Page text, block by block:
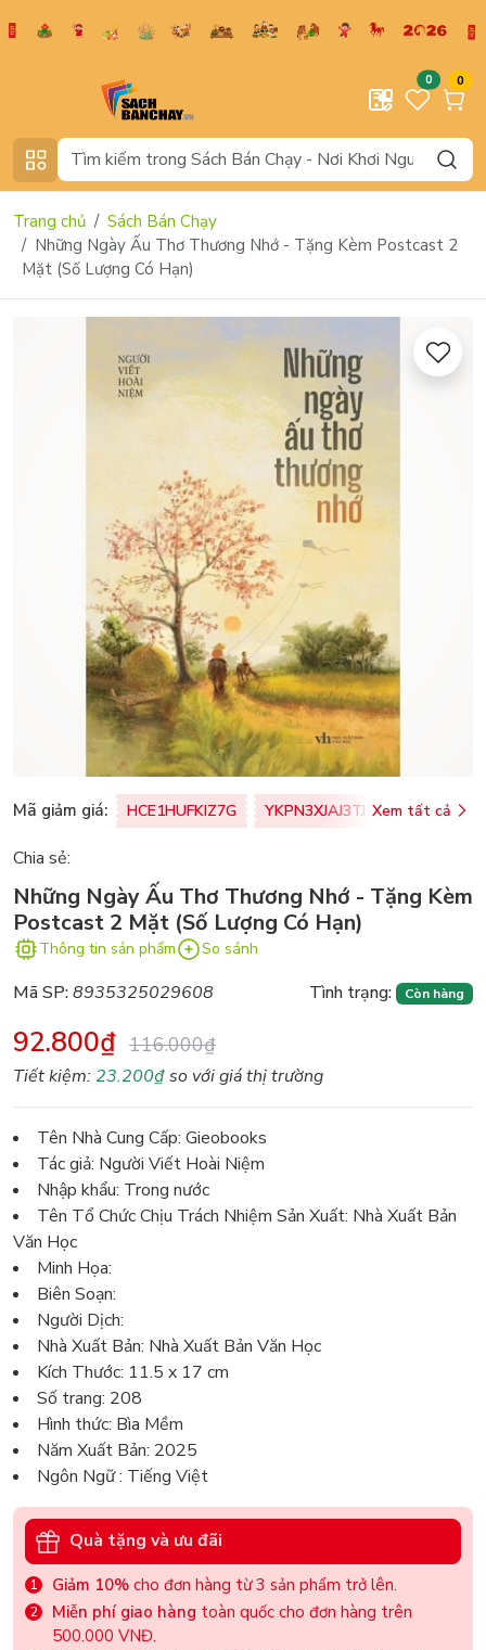
0 0
Trang chủ
Sách Bán Chạy
Những Ngày Ấu Thơ Thương Nhớ - Tặng Kèm Postcast 2
Mặt (Số Lượng Có Hạn)
Mã giảm giá: HCE1HUFKIZ7G YKPN3XJAJ3TJ Xem tất cả
Chia sẻ:
Những Ngày Ấu Thơ Thương Nhớ - Tặng Kèm
Postcast 2 Mặt (Số Lượng Có Hạn)
Thông tin sản phẩm So sánh
Mã SP:8935325029608 Tình trạng: Còn hàng
92.800₫ 116.000₫
Tiết kiệm: 23.200₫so với giá thị trường
Tên Nhà Cung Cấp: Gieobooks
Tác giả: Người Viết Hoài Niệm
Nhập khẩu: Trong nước
Tên Tổ Chức Chịu Trách Nhiệm Sản Xuất: Nhà Xuất Bản
Văn Học
Minh Họa:
Biên Soạn:
Người Dịch:
Nhà Xuất Bản: Nhà Xuất Bản Văn Học
Kích Thước: 11.5 x 17 cm
Số trang: 208
Hình thức: Bìa Mềm
Năm Xuất Bản: 2025
Ngôn Ngữ : Tiếng Việt
Quà tặng và ưu đãi
Giảm 10% cho đơn hàng từ 3 sản phẩm trở lên.
Miễn phí giao hàng toàn quốc cho đơn hàng trên
500.000 VNĐ.